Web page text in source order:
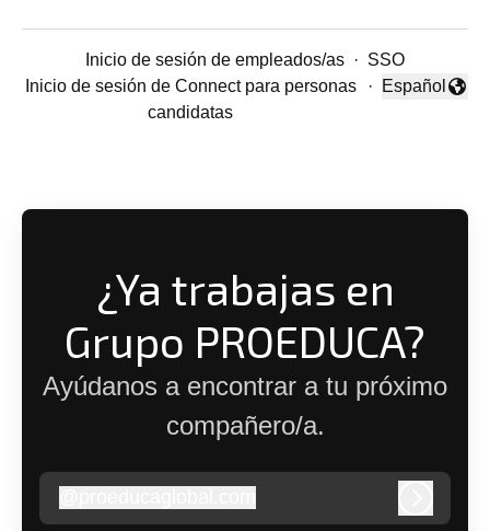
Inicio de sesión de empleados/as · SSO
Inicio de sesión de Connect para personas
candidatas
·
Cambiar
Español
¿Ya trabajas en
Grupo PROEDUCA?
Ayúdanos a encontrar a tu próximo
compañero/a.
proeducaglobal.com